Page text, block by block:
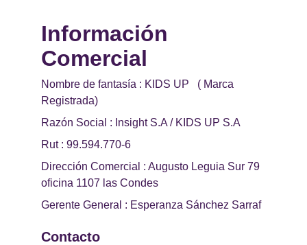
Contacto
Información
Comercial
Nombre de fantasía : KIDS UP   ( Marca
Registrada)
Razón Social : Insight S.A / KIDS UP S.A
Rut : 99.594.770-6
Dirección Comercial : Augusto Leguia Sur 79
oficina 1107 las Condes
Gerente General : Esperanza Sánchez Sarraf